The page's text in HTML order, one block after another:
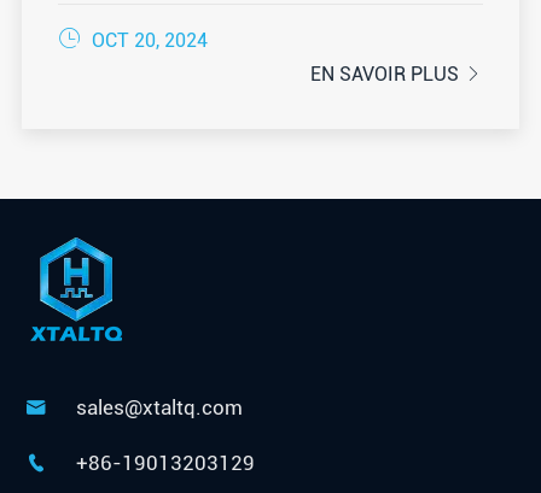
 OCT 20, 2024
EN SAVOIR PLUS

 sales@xtaltq.com
 +86-19013203129